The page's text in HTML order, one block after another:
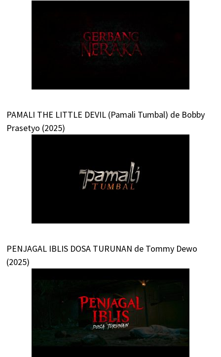
PAMALI THE LITTLE DEVIL (Pamali Tumbal) de Bobby
Prasetyo (2025)
PENJAGAL IBLIS DOSA TURUNAN de Tommy Dewo
(2025)